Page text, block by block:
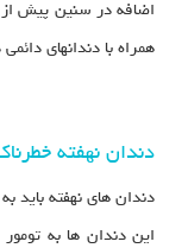
همراه با دندانهای
دندان نهفته
دندان های نهفته
این دندان ها به تومور